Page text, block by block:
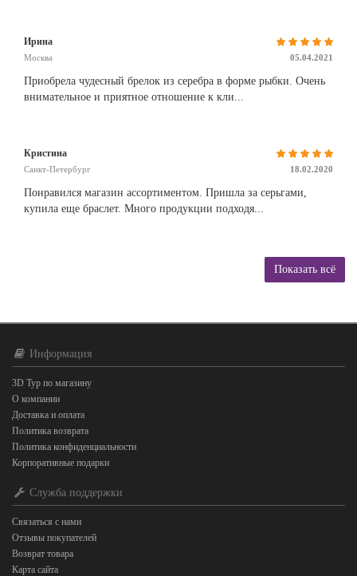
Ирина
Москва 05.04.2021
Приобрела чудесный брелок из серебра в форме рыбки. Очень
внимательное и приятное отношение к кли...
Кристина
Санкт-Петербург 18.02.2020
Понравился магазин ассортиментом. Пришла за серьгами,
купила еще браслет. Много продукции подходя...
Показать всё
Информация
3D Тур по магазину
О компании
Доставка и оплата
Политика возврата
Политика конфиденциальности
Корпоративные подарки
Служба поддержки
Связаться с нами
Отзывы покупателей
Возврат товара
Карта сайта